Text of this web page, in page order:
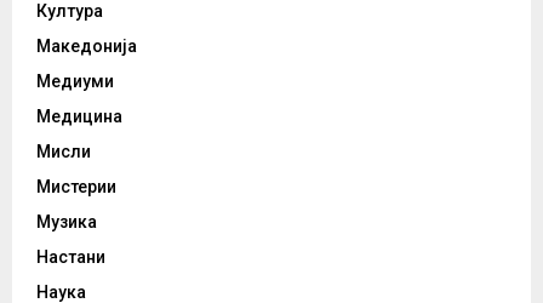
Култура
Македонија
Медиуми
Медицина
Мисли
Мистерии
Музика
Настани
Наука